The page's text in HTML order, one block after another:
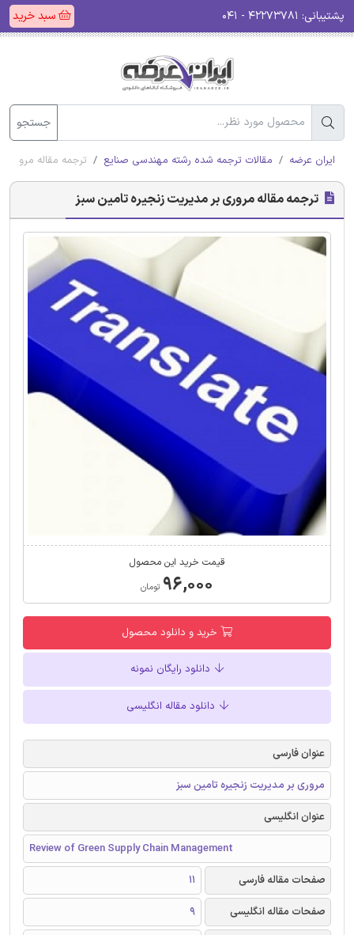
پشتیبانی: سبد خرید
جستجو
ایران عرضه مقالات ترجمه شده رشته مهندسی صنایع ترجمه مقاله مروری
ترجمه مقاله مروری بر مدیریت زنجیره تامین سبز
قیمت خرید این محصول
۹۶,۰۰۰ تومان
خرید و دانلود محصول
دانلود رایگان نمونه
دانلود مقاله انگلیسی
عنوان فارسی
مروری بر مدیریت زنجیره تامین سبز
عنوان انگلیسی
Review of Green Supply Chain Management
صفحات مقاله فارسی
11
صفحات مقاله انگلیسی
9